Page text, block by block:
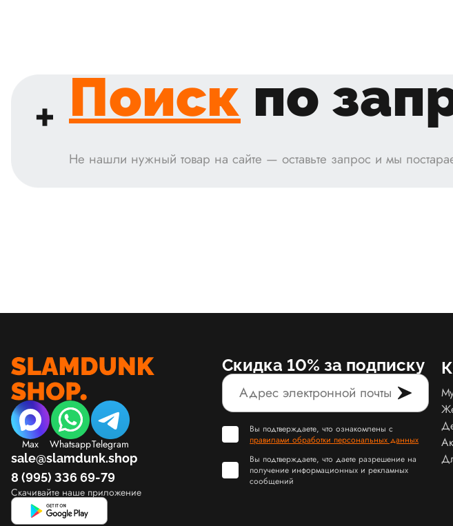
Поиск по
Не нашли нужный товар на сайте — оставьте запрос и мы
Max WhatsappTelegram
sale@slamdunk.shop
8 (995) 336 69-79
Скачивайте наше приложение
Скидка 10% за подписку
Вы подтверждаете, что ознакомлены с
правилами обработки персональных данных
Вы подтверждаете, что даете разрешение на
получение информационных и рекламных
сообщений